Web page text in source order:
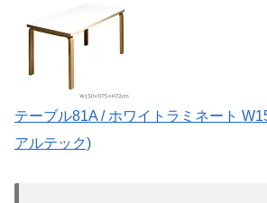
テーブル81A / ホワイトラミネート
アルテック)